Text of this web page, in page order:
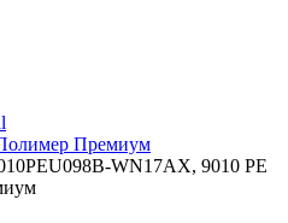
Премиум
WN17AX, 9010 PE